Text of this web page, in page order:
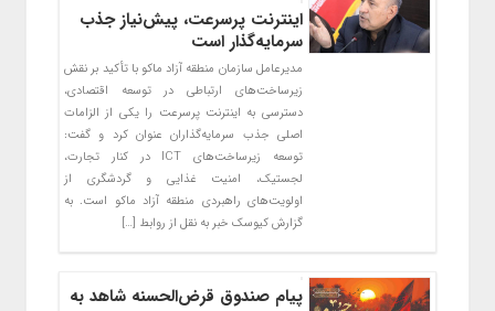
اینترنت پرسرعت، پیش‌نیاز جذب
سرمایه‌گذار است
مدیرعامل سازمان منطقه آزاد ماکو با تأکید بر نقش
زیرساخت‌های ارتباطی در توسعه اقتصادی،
دسترسی به اینترنت پرسرعت را یکی از الزامات
اصلی جذب سرمایه‌گذاران عنوان کرد و گفت:
توسعه زیرساخت‌های ICT در کنار تجارت،
لجستیک، امنیت غذایی و گردشگری از
اولویت‌های راهبردی منطقه آزاد ماکو است. به
گزارش کیوسک خبر به نقل از روابط […]
پیام صندوق قرض‌الحسنه شاهد به